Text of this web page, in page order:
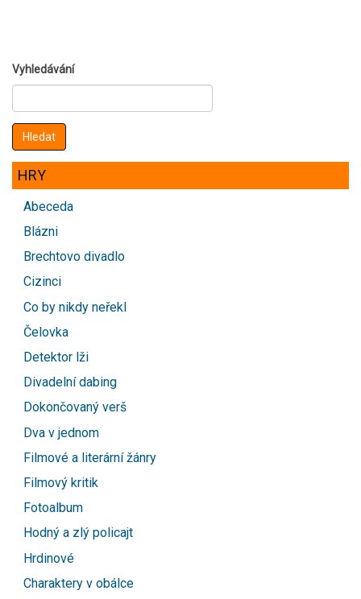
Vyhledávání
HRY
Abeceda
Blázni
Brechtovo divadlo
Cizinci
Co by nikdy neřekl
Čelovka
Detektor lži
Divadelní dabing
Dokončovaný verš
Dva v jednom
Filmové a literární žánry
Filmový kritik
Fotoalbum
Hodný a zlý policajt
Hrdinové
Charaktery v obálce